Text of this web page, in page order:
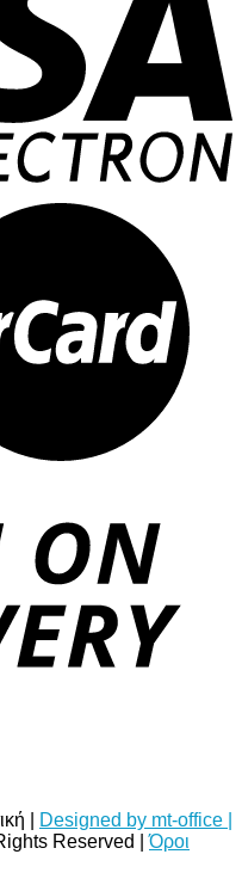
|
Designed by mt-office |
Reserved |Όροι